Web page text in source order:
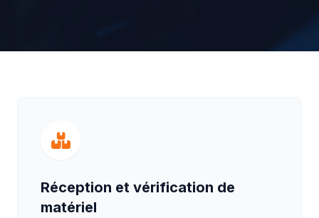
Réception et vérification de
matériel